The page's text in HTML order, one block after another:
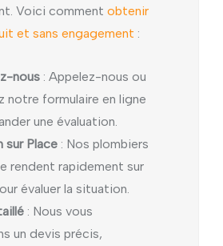
Voici comment obtenir
et sans engagement :
nous : Appelez-nous ou
notre formulaire en ligne
une évaluation.
sur Place : Nos plombiers
rendent rapidement sur
évaluer la situation.
: Nous vous
un devis précis,